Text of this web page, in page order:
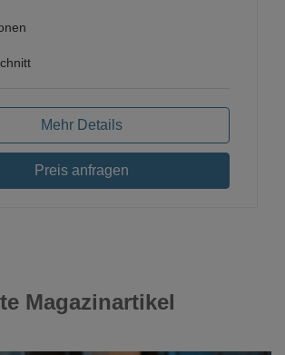
Mehr Details
Preis anfragen
Magazinartikel